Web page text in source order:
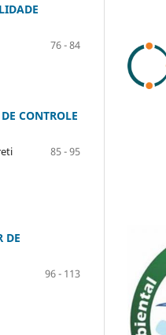
76 - 84
CONTROLE
85 - 95
DE
96 - 113